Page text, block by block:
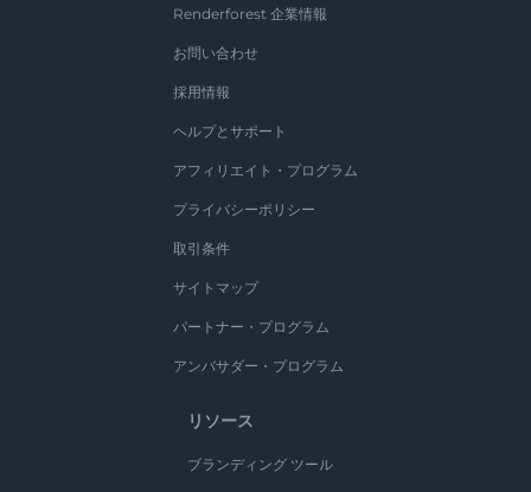
Renderforest 企業情報
お問い合わせ
採用情報
ヘルプとサポート
アフィリエイト・プログラム
プライバシーポリシー
取引条件
サイトマップ
パートナー・プログラム
アンバサダー・プログラム
リソース
ブランディング ツール